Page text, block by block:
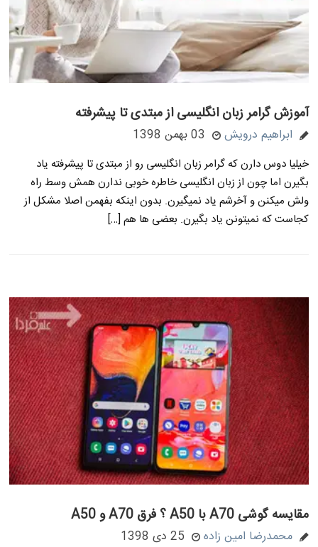
آموزش گرامر زبان انگلیسی از مبتدی تا پیشرفته
ابراهیم درویش 03 بهمن 1398
خیلیا دوس دارن که گرامر زبان انگلیسی رو از مبتدی تا پیشرفته یاد
بگیرن اما چون از زبان انگلیسی خاطره خوبی ندارن همش وسط راه
ولش میکنن و آخرشم یاد نمیگیرن. بدون اینکه بفهمن اصلا مشکل از
کجاست که نمیتونن یاد بگیرن. بعضی ها هم […]
مقایسه گوشی A70 با A50 ؟ فرق A70 و A50
محمدرضا امین زاده 25 دی 1398